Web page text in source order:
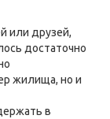
или друзей,
достаточно
жилища, но и
в